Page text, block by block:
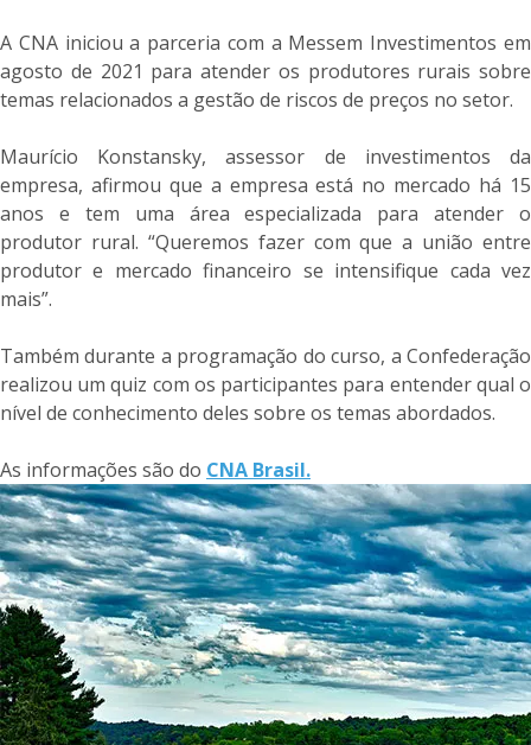
A CNA iniciou a parceria com a Messem Investimentos em
agosto de 2021 para atender os produtores rurais sobre
temas relacionados a gestão de riscos de preços no setor.
Maurício Konstansky, assessor de investimentos da
empresa, afirmou que a empresa está no mercado há 15
anos e tem uma área especializada para atender o
produtor rural. “Queremos fazer com que a união entre
produtor e mercado financeiro se intensifique cada vez
mais”.
Também durante a programação do curso, a Confederação
realizou um quiz com os participantes para entender qual o
nível de conhecimento deles sobre os temas abordados.
As informações são do CNA Brasil.